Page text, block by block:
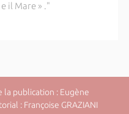
il Mare » ."
publication : Eugène
: Françoise GRAZIANI